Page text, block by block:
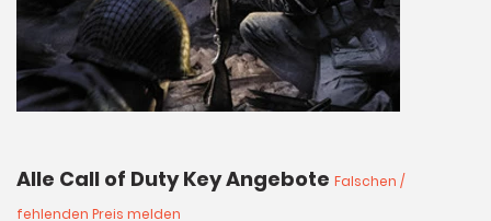
Alle Call of Duty Key Angebote Falschen /
fehlenden Preis melden